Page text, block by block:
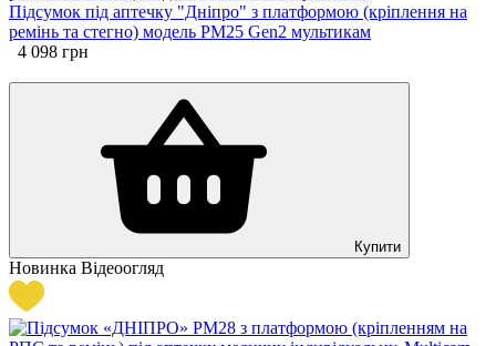
Підсумок під аптечку "Дніпро" з платформою (кріплення на
ремінь та стегно) модель РМ25 Gen2 мультикам
4 098 грн
Купити
Новинка Відеоогляд